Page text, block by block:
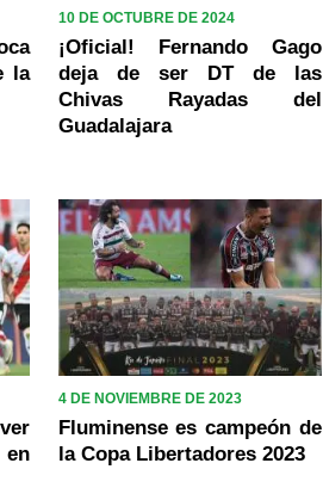
la
10 DE OCTUBRE DE 2024
¡Oficial! Fernando Gago
deja de ser DT de las
Chivas Rayadas del
Guadalajara
en
4 DE NOVIEMBRE DE 2023
Fluminense es campeón de
la Copa Libertadores 2023